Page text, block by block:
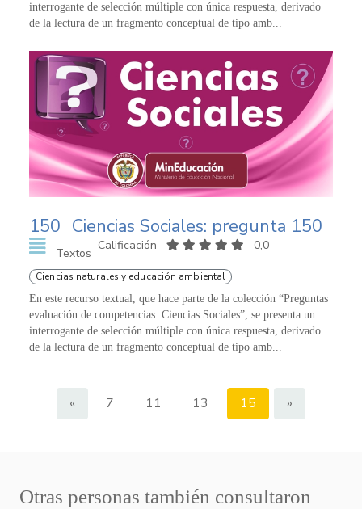
interrogante de selección múltiple con única respuesta, derivado
de la lectura de un fragmento conceptual de tipo amb...
150 Ciencias Sociales: pregunta 150
Textos
Calificación 0,0
Ciencias naturales y educación ambiental
En este recurso textual, que hace parte de la colección “Preguntas
evaluación de competencias: Ciencias Sociales”, se presenta un
interrogante de selección múltiple con única respuesta, derivado
de la lectura de un fragmento conceptual de tipo amb...
« 7 11 13 15 »
Otras personas también consultaron